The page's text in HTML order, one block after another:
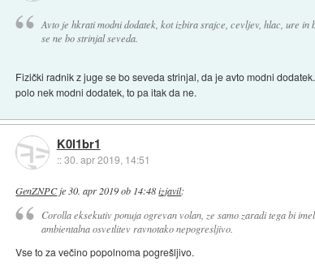
Avto je hkrati modni dodatek, kot izbira srajce, cevljev, hlac, ure in
se ne bo strinjal seveda.
Fizički radnik z juge se bo seveda strinjal, da je avto modni
polo nek modni dodatek, to pa itak da ne.
K0l1br1
::30. apr 2019, 14:51
GenZNPCje 30. apr 2019 ob 14:48 izjavil:
Corolla eksekutiv ponuja ogrevan volan, ze samo zaradi tega bi
ambientalna osvetlitev ravnotako nepogresljivo.
Vse to za večino popolnoma pogrešljivo.